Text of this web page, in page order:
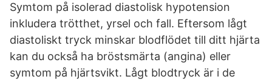
Symtom på isolerad diastolisk hypotension
inkludera trötthet, yrsel och fall. Eftersom lågt
diastoliskt tryck minskar blodflödet till ditt hjärta
kan du också ha bröstsmärta (angina) eller
symtom på hjärtsvikt. Lågt blodtryck är i de